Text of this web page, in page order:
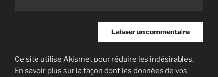
Ce site utilise Akismet pour réduire les indésirables.
En savoir plus sur la façon dont les données de vos